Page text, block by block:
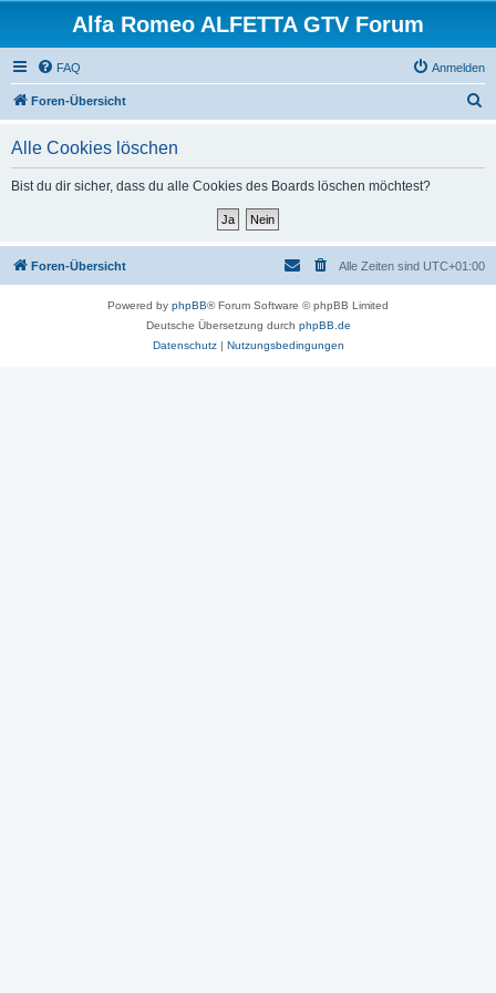
Alfa Romeo ALFETTA GTV Forum
FAQ Anmelden
Foren-Übersicht
Alle Cookies löschen
Bist du dir sicher, dass du alle Cookies des Boards löschen möchtest?
Foren-Übersicht Alle Zeiten sind UTC+01:00
Powered by phpBB® Forum Software © phpBB Limited
Deutsche Übersetzung durch phpBB.de
Datenschutz| Nutzungsbedingungen